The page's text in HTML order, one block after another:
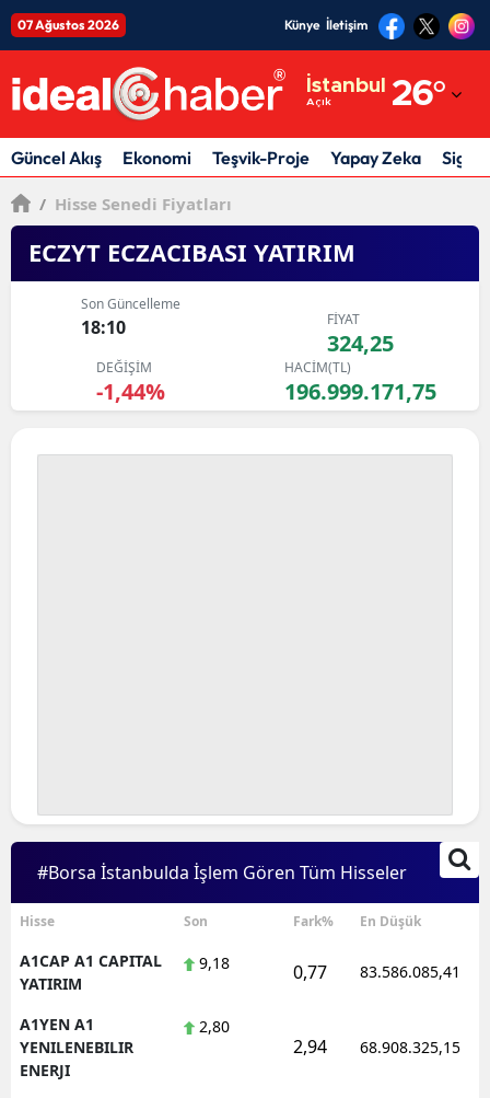
07 Ağustos 2026 Künye İletişim
İstanbul
Açık 26°
Adıyaman
Afyonkarahisar
Amasya
Antalya
Artvin
Çankırı
Çorum
Denizli
Diyarbakır
Elazığ
Güncel Akış Ekonomi Teşvik-Proje Yapay Zeka
/ Hisse Senedi Fiyatları
ECZYT ECZACIBASI YATIRIM
Son Güncelleme
18:10 FİYAT
324,25
DEĞİŞİM
-1,44%
HACİM(TL)
196.999.171,75
#Borsa İstanbulda İşlem Gören Tüm Hisseler
Hisse Son Fark% En Düşük
A1CAP A1 CAPITAL
YATIRIM
9,18 0,77 83.586.085,41
A1YEN A1
YENILENEBILIR
ENERJI
2,80
2,94 68.908.325,15